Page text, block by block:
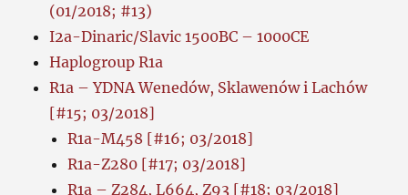
(01/2018; #13)
I2a-Dinaric/Slavic 1500BC – 1000CE
Haplogroup R1a
R1a – YDNA Wenedów, Sklawenów i Lachów
[#15; 03/2018]
R1a-M458 [#16; 03/2018]
R1a-Z280 [#17; 03/2018]
R1a – Z284, L664, Z93 [#18; 03/2018]